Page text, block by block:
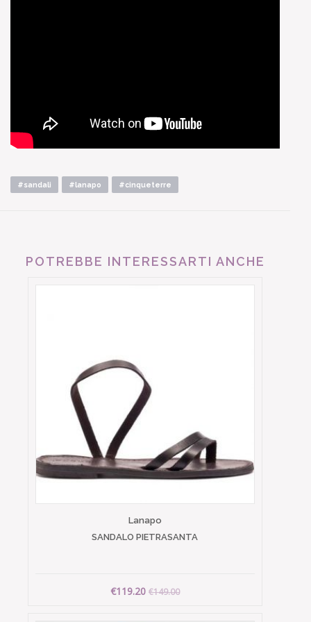
#sandali #lanapo #cinqueterre
POTREBBE INTERESSARTI ANCHE
Lanapo
SANDALO PIETRASANTA
€119.20 €149.00